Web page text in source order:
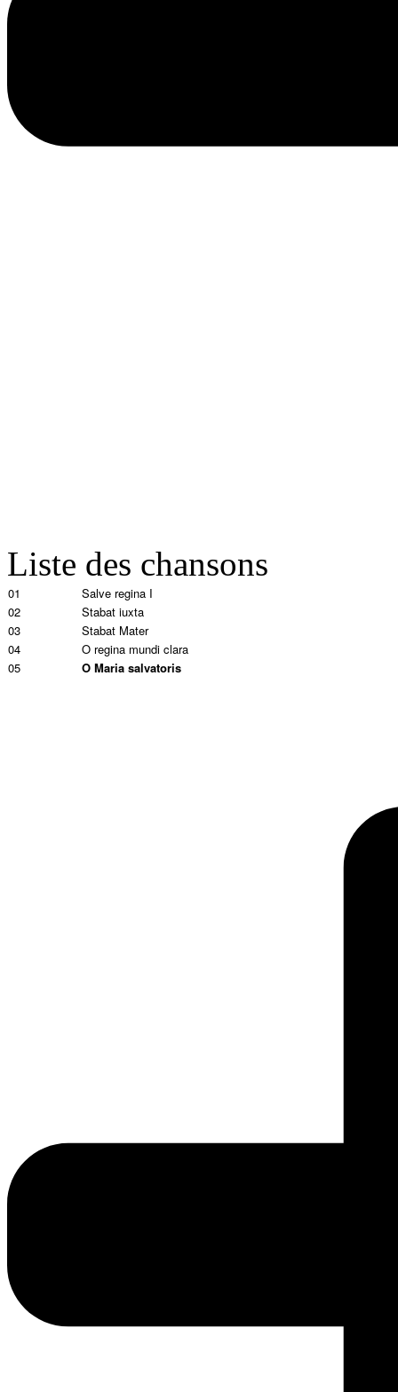
Liste des chansons
01
Salve regina I
02
Stabat iuxta
03
Stabat Mater
04
O regina mundi clara
05
O Maria salvatoris